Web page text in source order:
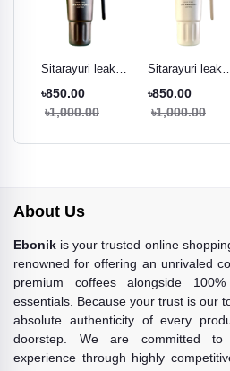
Sitarayuri leak
black - 600ml
৳850.00
৳1,000.00
Sitarayuri leak
cream white -
600ml
৳850.00
৳1,000.00
About Us
Ebonik is your trusted online
renowned for offering an unrivaled
premium coffees alongside
essentials. Because your trust is our
absolute authenticity of every
doorstep. We are committed to
experience through highly